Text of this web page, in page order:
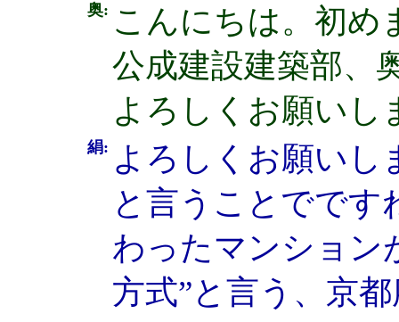
奥: こんにちは。初め
公成建設建築部、
よろしくお願いし
絹: よろしくお願いし
と言うことでです
わったマンション
方式”と言う、京